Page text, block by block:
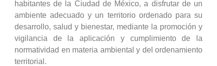
habitantes de la Ciudad de México, a disfrutar de un
ambiente adecuado y un territorio ordenado para su
desarrollo, salud y bienestar, mediante la promoción y
vigilancia de la aplicación y cumplimiento de la
normatividad en materia ambiental y del ordenamiento
territorial.